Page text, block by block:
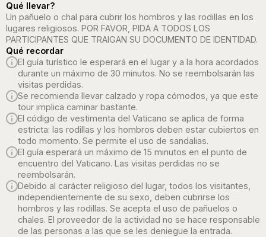
Qué llevar?
Un pañuelo o chal para cubrir los hombros y las rodillas en los
lugares religiosos. POR FAVOR, PIDA A TODOS LOS
PARTICIPANTES QUE TRAIGAN SU DOCUMENTO DE IDENTIDAD.
Qué recordar
El guía turístico le esperará en el lugar y a la hora acordados
durante un máximo de 30 minutos. No se reembolsarán las
visitas perdidas.
Se recomienda llevar calzado y ropa cómodos, ya que este
tour implica caminar bastante.
El código de vestimenta del Vaticano se aplica de forma
estricta: las rodillas y los hombros deben estar cubiertos en
todo momento. Se permite el uso de sandalias.
El guía esperará un máximo de 15 minutos en el punto de
encuentro del Vaticano. Las visitas perdidas no se
reembolsarán.
Debido al carácter religioso del lugar, todos los visitantes,
independientemente de su sexo, deben cubrirse los
hombros y las rodillas. Se acepta el uso de pañuelos o
chales. El proveedor de la actividad no se hace responsable
de las personas a las que se les deniegue la entrada.